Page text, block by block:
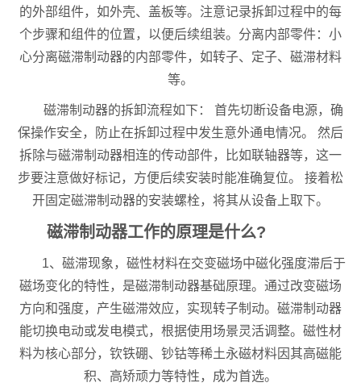
的外部组件，如外壳、盖板等。注意记录拆卸过程中的每
个步骤和组件的位置，以便后续组装。分离内部零件：小
心分离磁滞制动器的内部零件，如转子、定子、磁滞材料
等。
磁滞制动器的拆卸流程如下： 首先切断设备电源，确
保操作安全，防止在拆卸过程中发生意外通电情况。 然后
拆除与磁滞制动器相连的传动部件，比如联轴器等，这一
步要注意做好标记，方便后续安装时能准确复位。 接着松
开固定磁滞制动器的安装螺栓，将其从设备上取下。
磁滞制动器工作的原理是什么?
1、磁滞现象，磁性材料在交变磁场中磁化强度滞后于
磁场变化的特性，是磁滞制动器基础原理。通过改变磁场
方向和强度，产生磁滞效应，实现转子制动。磁滞制动器
能切换电动或发电模式，根据使用场景灵活调整。磁性材
料为核心部分，钦铁硼、钞钴等稀土永磁材料因其高磁能
积、高矫顽力等特性，成为首选。